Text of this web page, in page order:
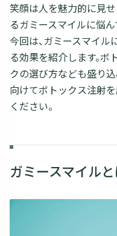
笑顔は人を魅力的に見
るガミースマイルに悩
今回は、ガミースマイル
る効果を紹介します。
クの選び方なども盛り
向けてボトックス注射
ください。
ガミースマイル